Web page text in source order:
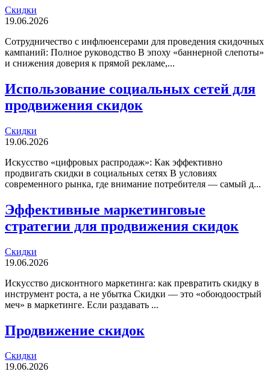
Скидки
19.06.2026
Сотрудничество с инфлюенсерами для проведения скидочных
кампаний: Полное руководство В эпоху «баннерной слепоты»
и снижения доверия к прямой рекламе,...
Использование социальных сетей для
продвижения скидок
Скидки
19.06.2026
Искусство «цифровых распродаж»: Как эффективно
продвигать скидки в социальных сетях В условиях
современного рынка, где внимание потребителя — самый д...
Эффективные маркетинговые
стратегии для продвижения скидок
Скидки
19.06.2026
Искусство дисконтного маркетинга: как превратить скидку в
инструмент роста, а не убытка Скидки — это «обоюдоострый
меч» в маркетинге. Если раздавать ...
Продвижение скидок
Скидки
19.06.2026